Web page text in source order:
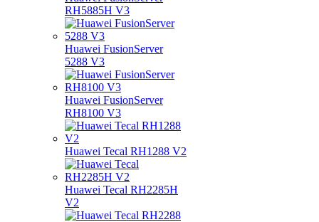
RH5885H V3
Huawei FusionServer
5288 V3
Huawei FusionServer
RH8100 V3
Huawei Tecal RH1288 V2
Huawei Tecal RH2285H
V2